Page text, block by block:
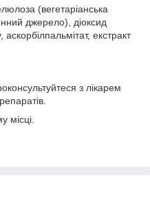
(вегетаріанська
джерело), діоксид
екстракт
з лікарем
місці.